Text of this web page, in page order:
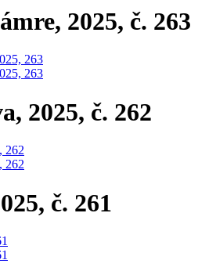
2025, č. 263
2025, č. 262
č. 261